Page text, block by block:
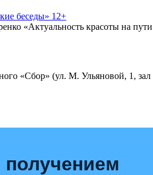
беседы» 12+
«Актуальность красоты на
«Сбор» (ул. М. Ульяновой, 1,